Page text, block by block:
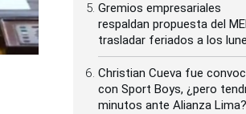
Gremios empresariales
respaldan propuesta del
trasladar feriados a los
Christian Cueva fue
con Sport Boys, ¿pero
minutos ante Alianza Lima?